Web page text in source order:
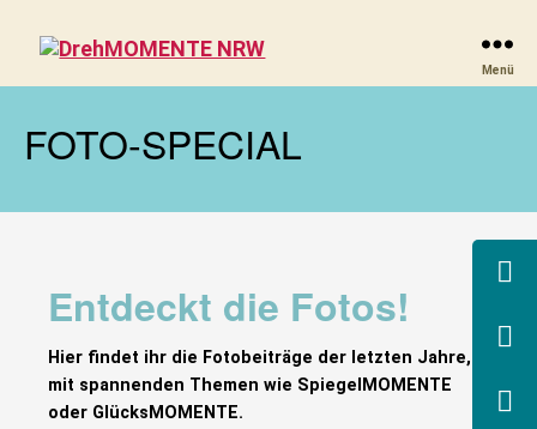
Menü
FOTO-SPECIAL
Entdeckt die Fotos!
Hier findet ihr die Fotobeiträge der letzten Jahre,
mit spannenden Themen wie SpiegelMOMENTE
oder GlücksMOMENTE.